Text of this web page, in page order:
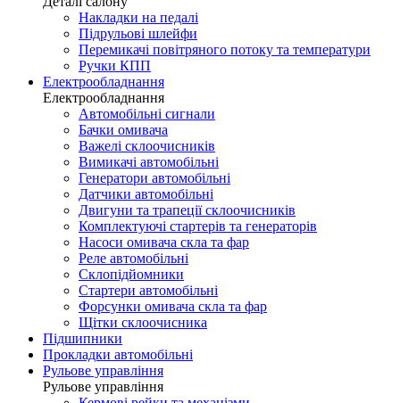
Накладки на педалі
Підрульові шлейфи
Перемикачі повітряного потоку та температури
Ручки КПП
Електрообладнання
Електрообладнання
Автомобільні сигнали
Бачки омивача
Важелі склоочисників
Вимикачі автомобільні
Генератори автомобільні
Датчики автомобільні
Двигуни та трапеції склоочисників
Комплектуючі стартерів та генераторів
Насоси омивача скла та фар
Реле автомобільні
Склопідйомники
Стартери автомобільні
Форсунки омивача скла та фар
Щітки склоочисника
Підшипники
Прокладки автомобільні
Рульове управління
Рульове управління